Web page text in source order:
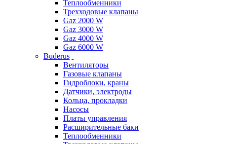
Теплообменники
Трехходовые клапаны
Gaz 2000 W
Gaz 3000 W
Gaz 4000 W
Gaz 6000 W
Buderus
Вентиляторы
Газовые клапаны
Гидроблоки, краны
Датчики, электроды
Кольца, прокладки
Насосы
Платы управления
Расширительные баки
Теплообменники